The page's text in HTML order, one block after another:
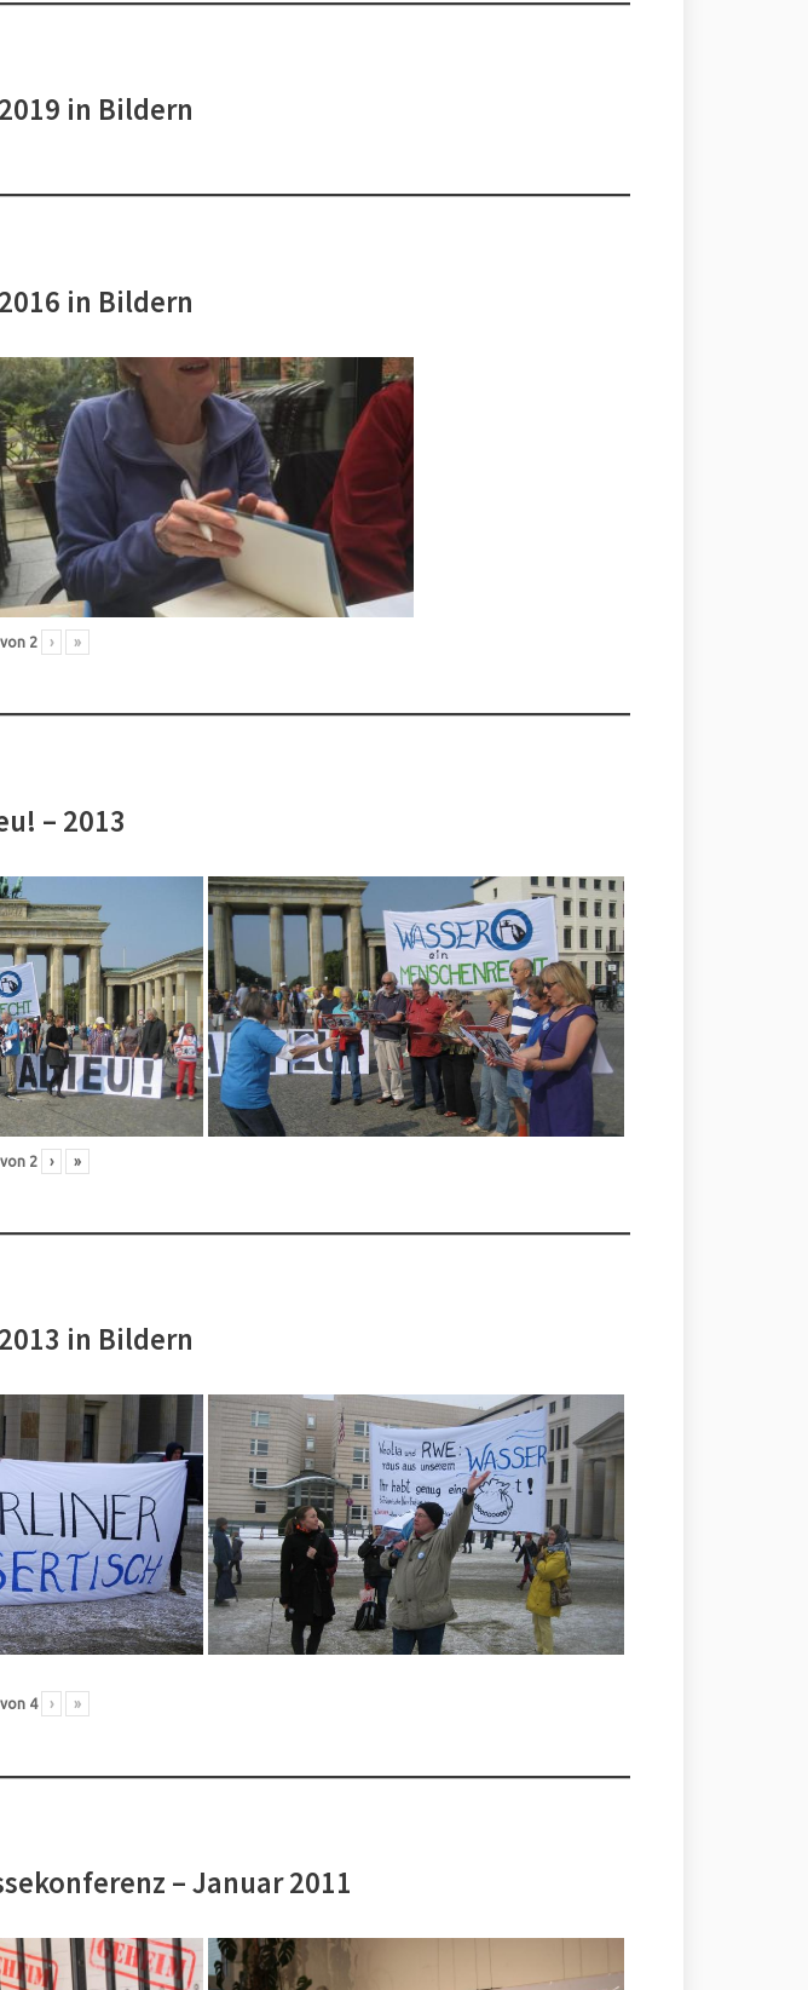
in Bildern
in Bildern
von 2 › »
– 2013
von 2 › »
in Bildern
von 4 › »
– Januar 2011